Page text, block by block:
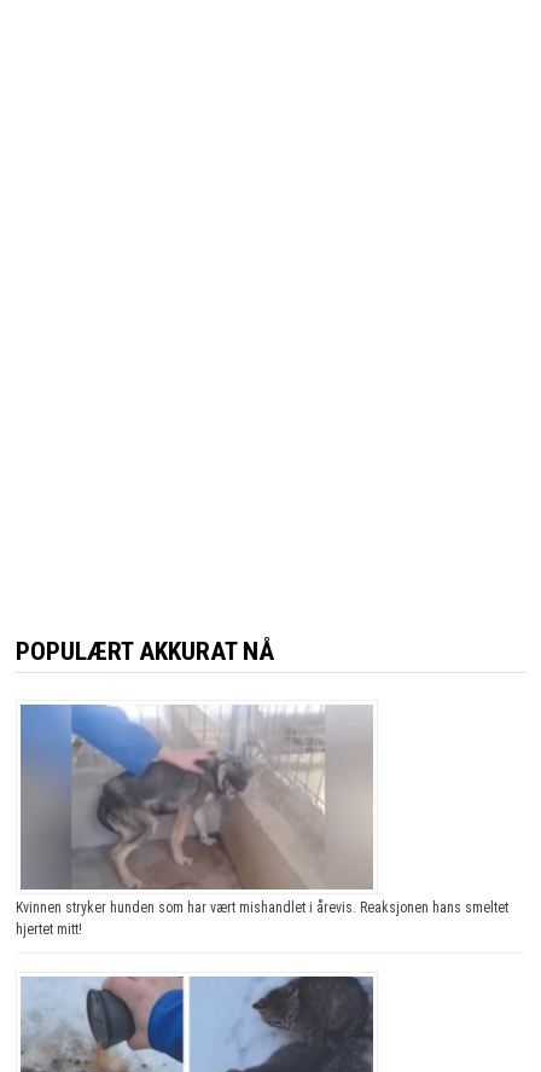
POPULÆRT AKKURAT NÅ
Kvinnen stryker hunden som har vært mishandlet i årevis. Reaksjonen hans smeltet
hjertet mitt!